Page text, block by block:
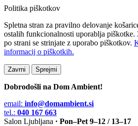
Politika piškotkov
Spletna stran za pravilno delovanje
ostalih funkcionalnosti uporablja piškotke.
po strani se strinjate z uporabo piškotkov.
informacij o piškotkih.
Zavrni Sprejmi
Dobrodošli na Dom Ambient!
email: info@domambient.si
tel.: 040 167 663
Salon Ljubljana · Pon–Pet 9–12 / 13–17